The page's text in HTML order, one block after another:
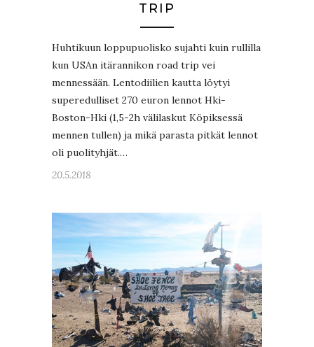
TRIP
Huhtikuun loppupuolisko sujahti kuin rullilla
kun USAn itärannikon road trip vei
mennessään. Lentodiilien kautta löytyi
superedulliset 270 euron lennot Hki-
Boston-Hki (1,5-2h välilaskut Köpiksessä
mennen tullen) ja mikä parasta pitkät lennot
oli puolityhjät.…
20.5.2018